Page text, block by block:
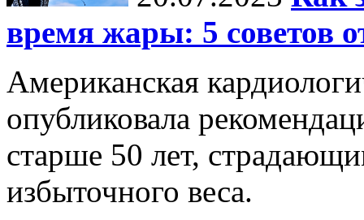
время жары: 5 советов
Американская
опубликовала
старше 50 лет,
избыточного веса.